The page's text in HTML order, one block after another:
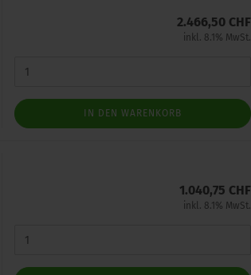
2.466,50 CHF
inkl. 8.1% MwSt.
IN DEN WARENKORB
1.040,75 CHF
inkl. 8.1% MwSt.